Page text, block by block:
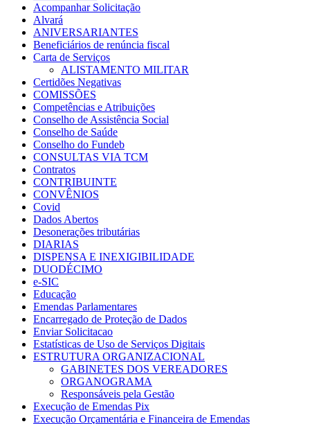
Acompanhar Solicitação
Alvará
ANIVERSARIANTES
Beneficiários de renúncia fiscal
Carta de Serviços
ALISTAMENTO MILITAR
Certidões Negativas
COMISSÕES
Competências e Atribuições
Conselho de Assistência Social
Conselho de Saúde
Conselho do Fundeb
CONSULTAS VIA TCM
Contratos
CONTRIBUINTE
CONVÊNIOS
Covid
Dados Abertos
Desonerações tributárias
DIARIAS
DISPENSA E INEXIGIBILIDADE
DUODÉCIMO
e-SIC
Educação
Emendas Parlamentares
Encarregado de Proteção de Dados
Enviar Solicitacao
Estatísticas de Uso de Serviços Digitais
ESTRUTURA ORGANIZACIONAL
GABINETES DOS VEREADORES
ORGANOGRAMA
Responsáveis pela Gestão
Execução de Emendas Pix
Execução Orçamentária e Financeira de Emendas